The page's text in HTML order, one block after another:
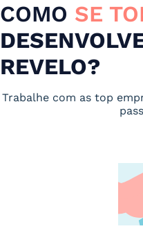
COMO SE
REVELO?
Trabalhe com as top